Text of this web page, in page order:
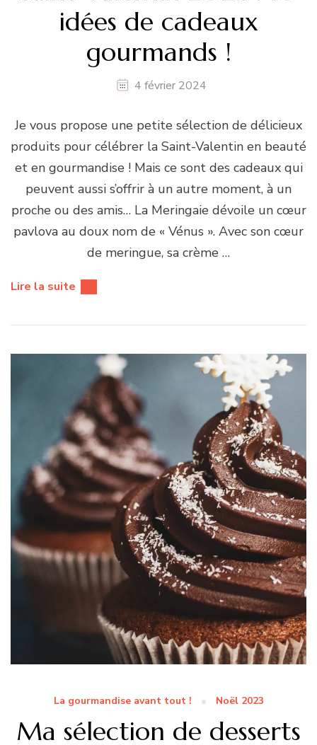
idées de cadeaux
gourmands !
4 février 2024
Je vous propose une petite sélection de délicieux
produits pour célébrer la Saint-Valentin en beauté
et en gourmandise ! Mais ce sont des cadeaux qui
peuvent aussi s’offrir à un autre moment, à un
proche ou des amis… La Meringaie dévoile un cœur
pavlova au doux nom de « Vénus ». Avec son cœur
de meringue, sa crème …
Lire la suite
La gourmandise avant tout ! Noël 2023
Ma sélection de desserts